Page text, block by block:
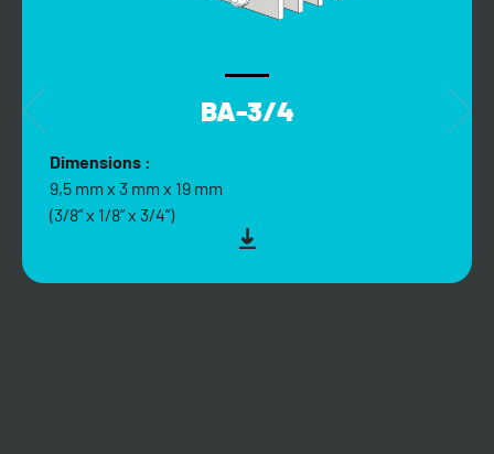
BA-3/4
Dimensions :
9,5 mm x 3 mm x 19 mm
(3/8” x 1/8” x 3/4”)